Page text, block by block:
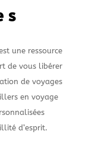
une ressource
de vous libérer
de voyages
en voyage
d’esprit.